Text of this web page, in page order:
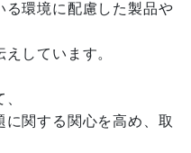
る環境に配慮した製品や
しています。
関する関心を高め、取